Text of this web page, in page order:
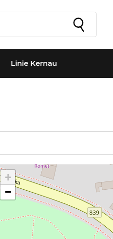
Linie Kernau
+
−